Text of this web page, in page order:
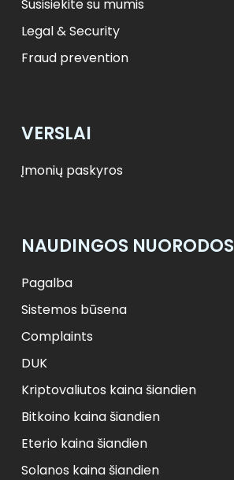
Susisiekite su mumis
Legal & Security
Fraud prevention
VERSLAI
Įmonių paskyros
NAUDINGOS NUORODOS
Pagalba
Sistemos būsena
Complaints
DUK
Kriptovaliutos kaina šiandien
Bitkoino kaina šiandien
Eterio kaina šiandien
Solanos kaina šiandien